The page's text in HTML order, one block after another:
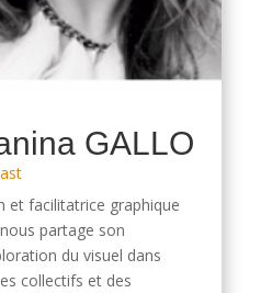
GALLO
et facilitatrice graphique
partage son
du visuel dans
collectifs et des